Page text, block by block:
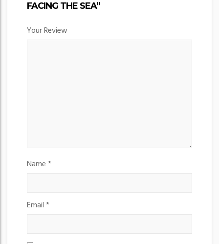
FACING THE SEA”
Your Review
Name*
Email*